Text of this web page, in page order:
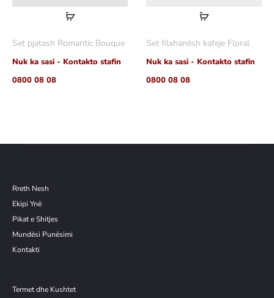
Lexoni
Set pjatash Romantic Bouque
Nuk ka sasi - Kontakto stafin
0800 08 08
Lexoni
shumë
Set filxhanësh kafeje Floral
Nuk ka sasi - Kontakto stafin
0800 08 08
Rreth Nesh
Ekipi Ynë
Pikat e Shitjes
Mundësi Punësimi
Kontakti
Termet dhe Kushtet